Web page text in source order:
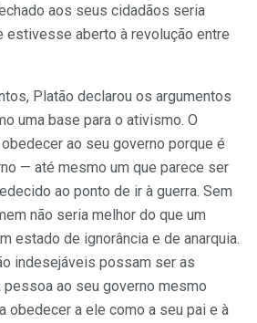
aos seus cidadãos seria
estivesse aberto à revolução entre
Platão declarou os argumentos
uma base para o ativismo. O
ao seu governo porque é
— até mesmo um que parece ser
ao ponto de ir à guerra. Sem
não seria melhor do que um
estado de ignorância e de anarquia.
indesejáveis possam ser as
ao seu governo mesmo
obedecer a ele como a seu pai e à